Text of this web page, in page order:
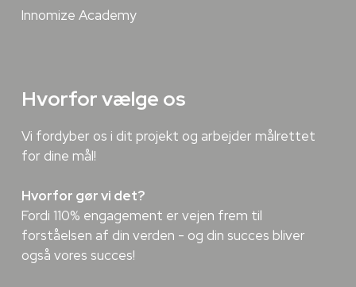
Innomize Academy
Hvorfor vælge os
Vi fordyber os i dit projekt og arbejder målrettet
for dine mål!
Hvorfor gør vi det?
Fordi 110% engagement er vejen frem til
forståelsen af din verden - og din succes bliver
også vores succes!